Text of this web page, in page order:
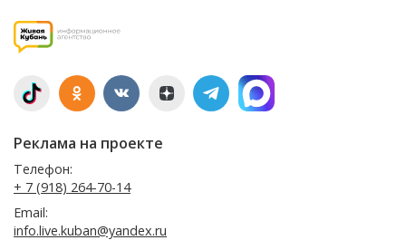
Реклама на проекте
Телефон:
+ 7 (918) 264-70-14
Email:
info.live.kuban@yandex.ru